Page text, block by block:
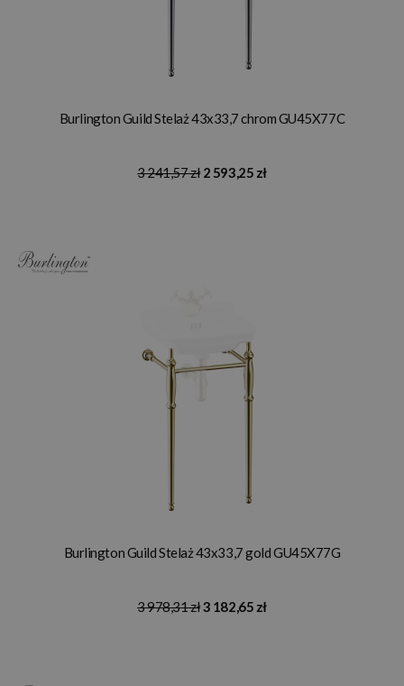
Burlington Guild Stelaż 43x33,7 chrom GU45X77C
3 241,57 zł 2 593,25 zł
Burlington Guild Stelaż 43x33,7 gold GU45X77G
3 978,31 zł3 182,65 zł